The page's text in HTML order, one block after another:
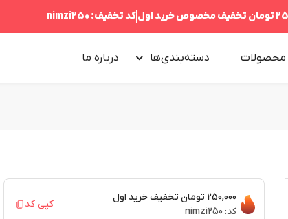
تخفیف مخصوص خرید اولکد تخفیف:nimzi250
دسته‌بندی‌ها درباره‌ ما
250,000 تومان
تخفیف خرید اول
کد: nimzi250
کپی کد